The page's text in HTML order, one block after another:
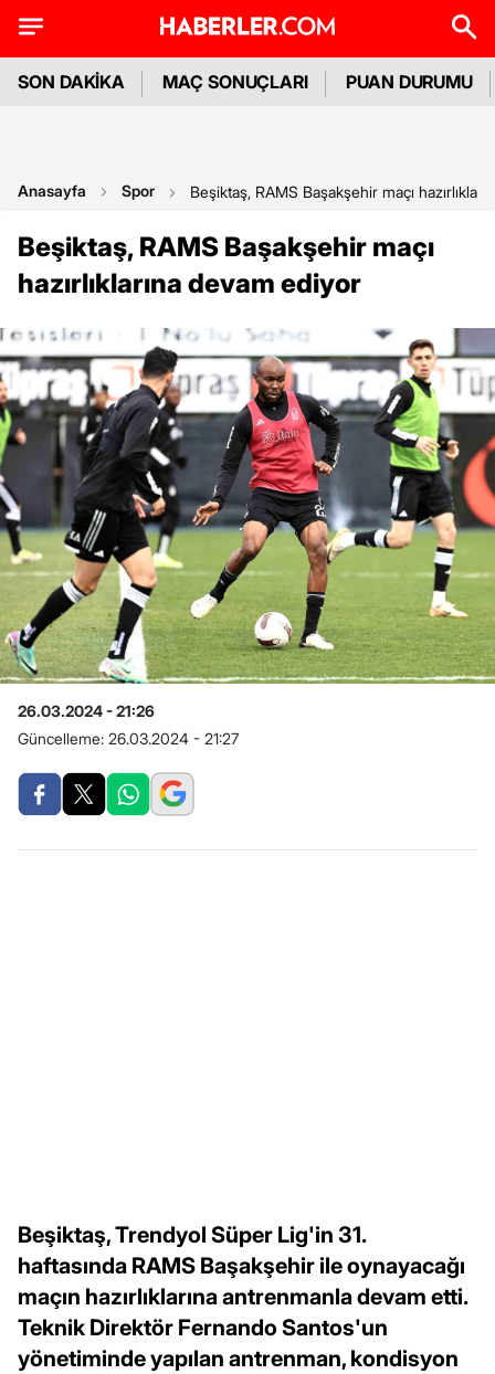
SON DAKİKA MAÇ SONUÇLARI PUAN DURUMU
Anasayfa Spor Beşiktaş, RAMS Başakşehir maçı
Beşiktaş, RAMS Başakşehir maçı
hazırlıklarına devam ediyor
26.03.2024 - 21:26
Güncelleme: 26.03.2024 - 21:27
Beşiktaş, Trendyol Süper Lig'in 31.
haftasında RAMS Başakşehir ile oynayacağı
maçın hazırlıklarına antrenmanla devam etti.
Teknik Direktör Fernando Santos'un
yönetiminde yapılan antrenman, kondisyon